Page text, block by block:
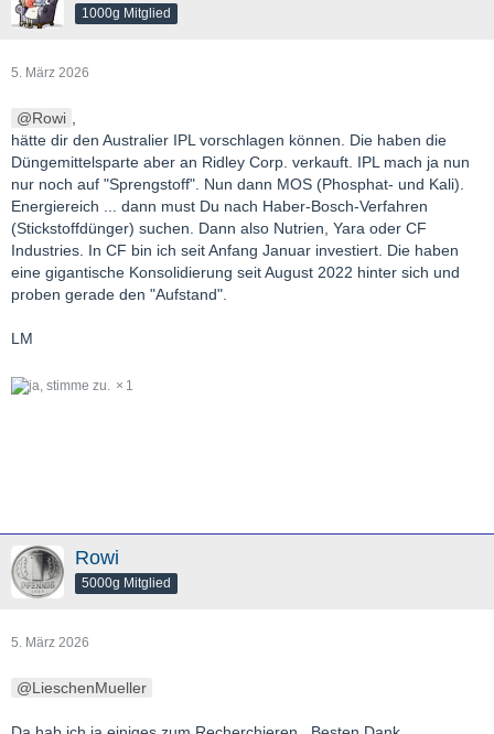
1000g Mitglied
5. März 2026
Rowi
hätte dir den Australier IPL vorschlagen können. Die haben die
Düngemittelsparte aber an Ridley Corp. verkauft. IPL mach ja nun
nur noch auf "Sprengstoff". Nun dann MOS (Phosphat- und Kali).
Energiereich ... dann must Du nach Haber-Bosch-Verfahren
(Stickstoffdünger) suchen. Dann also Nutrien, Yara oder CF
Industries. In CF bin ich seit Anfang Januar investiert. Die haben
eine gigantische Konsolidierung seit August 2022 hinter sich und
proben gerade den "Aufstand".
LM
1
Rowi
5000g Mitglied
5. März 2026
LieschenMueller